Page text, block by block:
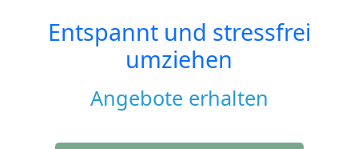
Entspannt und stressfrei
umziehen
Angebote erhalten